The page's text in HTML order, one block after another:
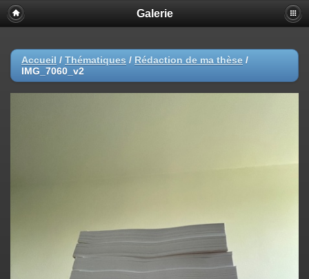
Galerie
Accueil / Thématiques / Rédaction de ma thèse /
IMG_7060_v2